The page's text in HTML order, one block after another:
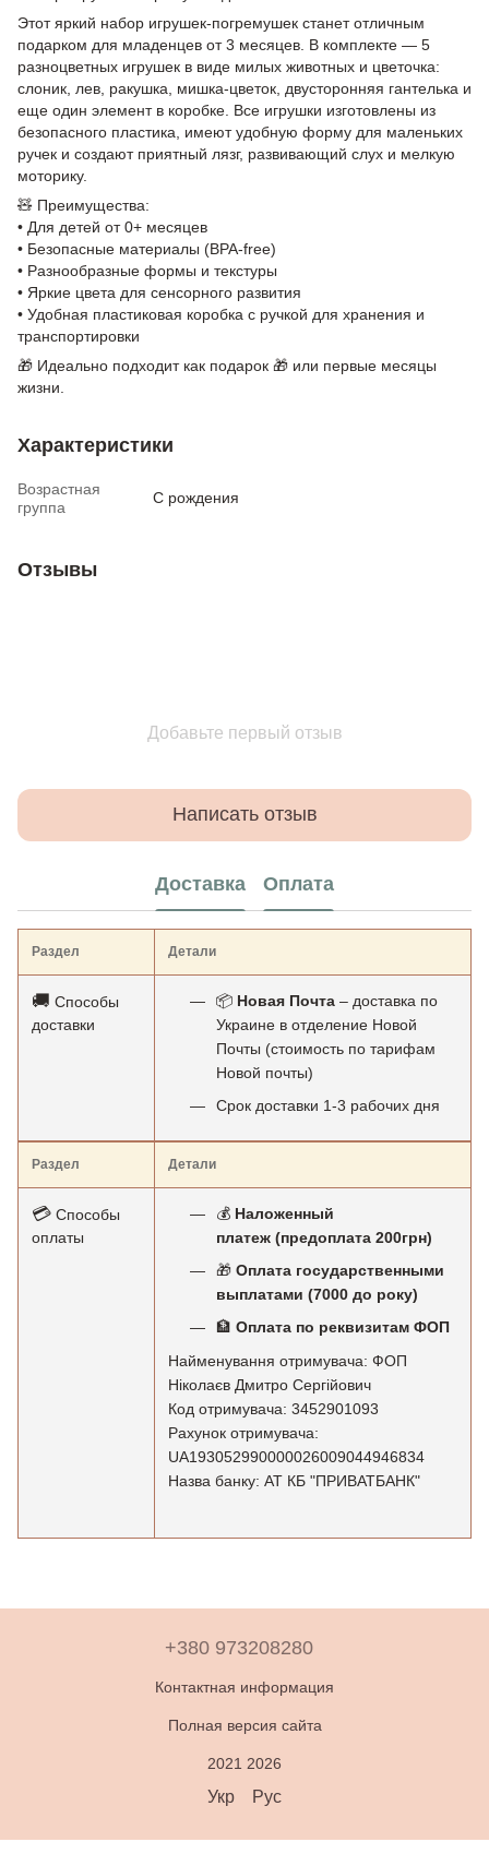
Этот яркий набор игрушек-погремушек станет отличным
подарком для младенцев от 3 месяцев. В комплекте — 5
разноцветных игрушек в виде милых животных и цветочка:
слоник, лев, ракушка, мишка-цветок, двусторонняя гантелька и
еще один элемент в коробке. Все игрушки изготовлены из
безопасного пластика, имеют удобную форму для маленьких
ручек и создают приятный лязг, развивающий слух и мелкую
моторику.
🧸 Преимущества:
• Для детей от 0+ месяцев
• Безопасные материалы (BPA-free)
• Разнообразные формы и текстуры
• Яркие цвета для сенсорного развития
• Удобная пластиковая коробка с ручкой для хранения и
транспортировки
🎁 Идеально подходит как подарок 🎁 или первые месяцы
жизни.
Характеристики
Возрастная
группа
С рождения
Отзывы
Добавьте первый отзыв
Написать отзыв
Доставка Оплата
Раздел Детали
🚚 Способы
доставки
📦 Новая Почта – доставка по
Украине в отделение Новой
Почты (стоимость по тарифам
Новой почты)
Срок доставки 1-3 рабочих дня
Раздел Детали
💳 Способы
оплаты
💰 Наложенный
платеж (предоплата 200грн)
🎁 Оплата государственными
выплатами (7000 до року)
🏦 Оплата по реквизитам ФОП
Найменування отримувача: ФОП
Ніколаєв Дмитро Сергійович
Код отримувача: 3452901093
Рахунок отримувача:
UA193052990000026009044946834
Назва банку: АТ КБ "ПРИВАТБАНК"
+380 973208280
Контактная информация
Полная версия сайта
2021 2026
Укр Рус